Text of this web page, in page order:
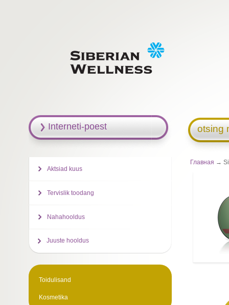
otsing
Главная →
Interneti-poest
Aktsiad kuus
Tervislik toodang
Nahahooldus
Juuste hooldus
Toidulisand
Kosmetika